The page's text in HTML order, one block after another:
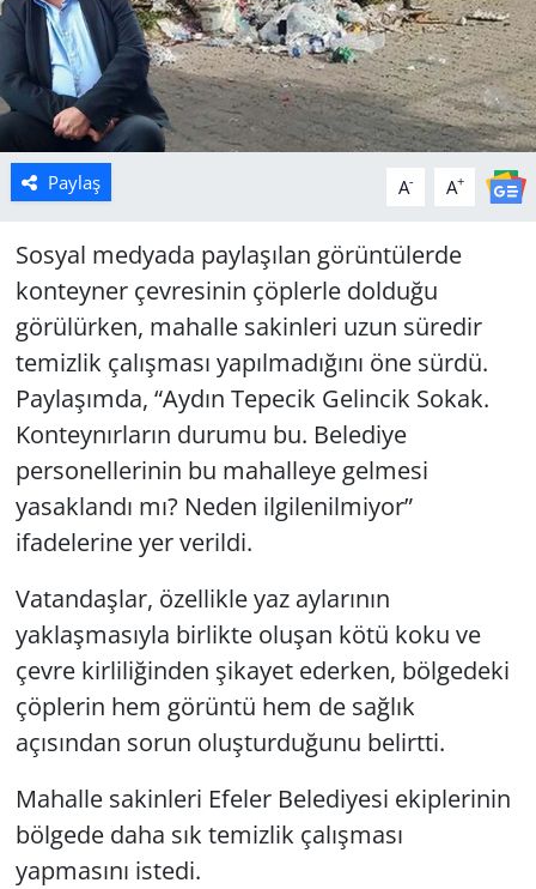
Paylaş A- A+
Sosyal medyada paylaşılan görüntülerde
konteyner çevresinin çöplerle dolduğu
görülürken, mahalle sakinleri uzun süredir
temizlik çalışması yapılmadığını öne sürdü.
Paylaşımda, “Aydın Tepecik Gelincik Sokak.
Konteynırların durumu bu. Belediye
personellerinin bu mahalleye gelmesi
yasaklandı mı? Neden ilgilenilmiyor”
ifadelerine yer verildi.
Vatandaşlar, özellikle yaz aylarının
yaklaşmasıyla birlikte oluşan kötü koku ve
çevre kirliliğinden şikayet ederken, bölgedeki
çöplerin hem görüntü hem de sağlık
açısından sorun oluşturduğunu belirtti.
Mahalle sakinleri Efeler Belediyesi ekiplerinin
bölgede daha sık temizlik çalışması
yapmasını istedi.